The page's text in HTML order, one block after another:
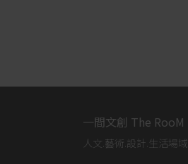
一間文創 The RooM
人文.藝術.設計.生活場域